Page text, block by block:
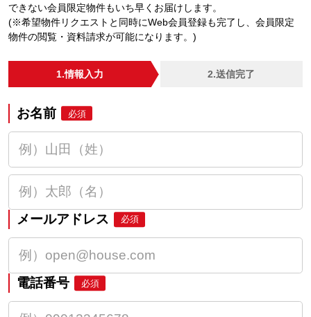
できない会員限定物件もいち早くお届けします。
(※希望物件リクエストと同時にWeb会員登録も完了し、会員限定
物件の閲覧・資料請求が可能になります。)
1.情報入力 2.送信完了
お名前 必須
メールアドレス 必須
電話番号 必須